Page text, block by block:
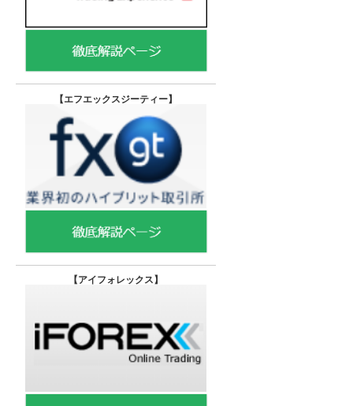
【エフエックスジーティー】
【アイフォレックス】